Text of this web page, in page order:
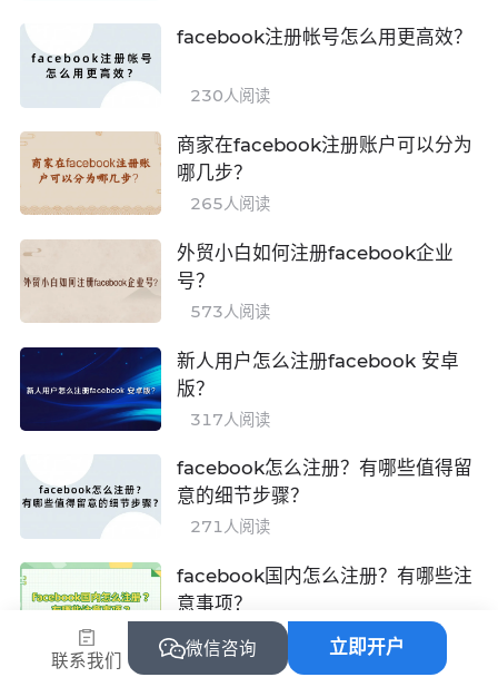
facebook注册帐号怎么用更高效？
230人阅读
商家在facebook注册账户可以分为
哪几步？
265人阅读
外贸小白如何注册facebook企业
号？
573人阅读
新人用户怎么注册facebook 安卓
版？
317人阅读
facebook怎么注册？有哪些值得留
意的细节步骤？
271人阅读
facebook国内怎么注册？有哪些注
意事项？
329 人阅读
联系我们
微信咨询 立即开户